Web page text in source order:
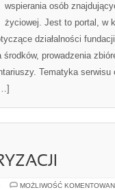
wspierania osób
życiowej. Jest to portal, w
działalności
prowadzenia
Tematyka
MOŻLIWOŚĆ